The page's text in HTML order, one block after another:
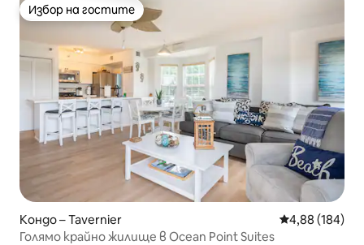
Избор на гостите
Избор на гостите
Кондо – Tavernier Средна
4,88 (184)
Голямо крайно жилище в Ocean Point Suites